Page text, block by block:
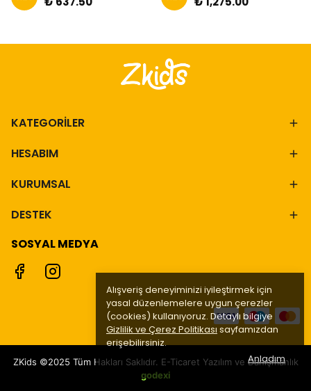
Alışveriş deneyiminizi iyileştirmek için
yasal düzenlemelere uygun çerezler
(cookies) kullanıyoruz. Detaylı bilgiye
Gizlilik ve Çerez Politikası sayfamızdan
erişebilirsiniz.
Anladım
KATEGORİLER
HESABIM
KURUMSAL
DESTEK
SOSYAL MEDYA
ZKids ©2025 Tüm Hakları Saklıdır. E-Ticaret Yazılım ve Danışmanlık
godexi